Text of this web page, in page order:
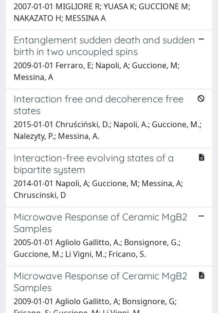
2007-01-01 MIGLIORE R; YUASA K; GUCCIONE M;
NAKAZATO H; MESSINA A
Entanglement sudden death and sudden
birth in two uncoupled spins
2009-01-01 Ferraro, E; Napoli, A; Guccione, M;
Messina, A
Interaction free and decoherence free
states
2015-01-01 Chruściński, D.; Napoli, A.; Guccione, M.;
Nalezyty, P.; Messina, A.
Interaction-free evolving states of a
bipartite system
2014-01-01 Napoli, A; Guccione, M; Messina, A;
Chruscinski, D
Microwave Response of Ceramic MgB2
Samples
2005-01-01 Agliolo Gallitto, A.; Bonsignore, G.;
Guccione, M.; Li Vigni, M.; Fricano, S.
Microwave Response of Ceramic MgB2
Samples
2009-01-01 Agliolo Gallitto, A; Bonsignore, G;